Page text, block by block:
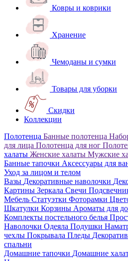
Ковры и коврики
Хранение
Чемоданы и сумки
Товары для уборки
Скидки
Коллекции
Полотенца Банные полотенца
для лица Полотенца для ног
халаты Женские халаты Мужские
Банные тапочки Аксессуары для
Уход за лицом и телом
Вазы Декоративные наволочки
Картины Зеркала Свечи
Мебель Статуэтки Фоторамки
Шкатулки Корзины Ароматы для
Комплекты постельного белья
Наволочки Одеяла Подушки
чехлы Покрывала Пледы
спальни
Домашние тапочки Домашние